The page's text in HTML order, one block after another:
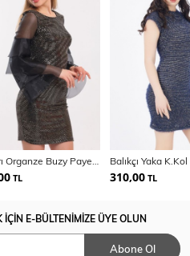
TL 310,00 TL
E-BÜLTENİMİZE ÜYE OLUN
Abone Ol